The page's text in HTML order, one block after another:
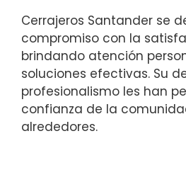
Cerrajeros Santander se
compromiso con la
brindando atención
soluciones efectivas. Su
profesionalismo les han
confianza de la
alrededores.